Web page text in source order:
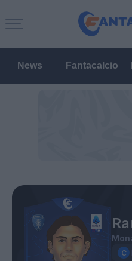
News Fantacalcio